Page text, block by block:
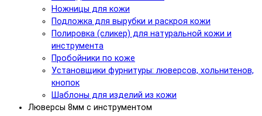
Ножницы для кожи
Подложка для вырубки и раскроя кожи
Полировка (сликер) для натуральной кожи и
инструмента
Пробойники по коже
Установщики фурнитуры: люверсов, хольнитенов,
кнопок
Шаблоны для изделий из кожи
Люверсы 8мм с инструментом